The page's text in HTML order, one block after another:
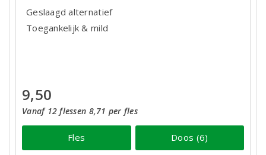
Geslaagd alternatief
Toegankelijk & mild
9,50
Vanaf 12 flessen 8,71 per fles
Fles Doos (6)